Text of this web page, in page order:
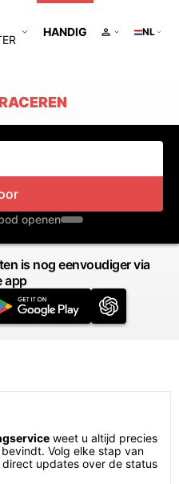
HANDIG NL
openen
is nog eenvoudiger via
app
weet u altijd precies
Volg elke stap van
updates over de status